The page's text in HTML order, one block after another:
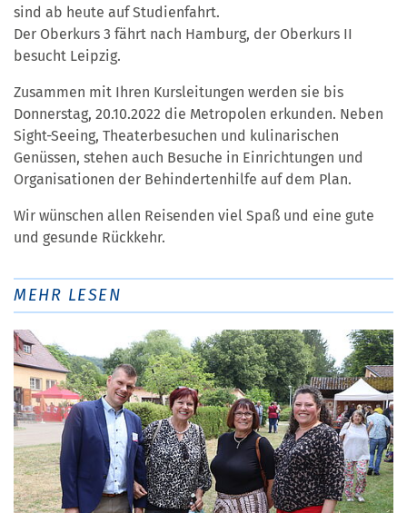
sind ab heute auf Studienfahrt.
Der Oberkurs 3 fährt nach Hamburg, der Oberkurs II
besucht Leipzig.
Zusammen mit Ihren Kursleitungen werden sie bis
Donnerstag, 20.10.2022 die Metropolen erkunden. Neben
Sight-Seeing, Theaterbesuchen und kulinarischen
Genüssen, stehen auch Besuche in Einrichtungen und
Organisationen der Behindertenhilfe auf dem Plan.
Wir wünschen allen Reisenden viel Spaß und eine gute
und gesunde Rückkehr.
MEHR LESEN